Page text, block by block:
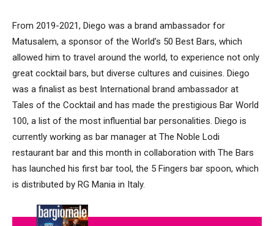
From 2019-2021, Diego was a brand ambassador for
Matusalem, a sponsor of the World’s 50 Best Bars, which
allowed him to travel around the world, to experience not only
great cocktail bars, but diverse cultures and cuisines. Diego
was a finalist as best International brand ambassador at
Tales of the Cocktail and has made the prestigious Bar World
100, a list of the most influential bar personalities. Diego is
currently working as bar manager at The Noble Lodi
restaurant bar and this month in collaboration with The Bars
has launched his first bar tool, the 5 Fingers bar spoon, which
is distributed by RG Mania in Italy.